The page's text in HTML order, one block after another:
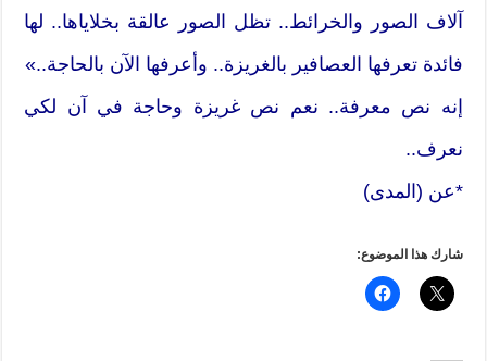
آلاف الصور والخرائط.. تظل الصور عالقة بخلاياها.. لها
فائدة تعرفها العصافير بالغريزة.. وأعرفها الآن بالحاجة..»
إنه نص معرفة.. نعم نص غريزة وحاجة في آن لكي
نعرف..
*عن (المدى)
شارك هذا الموضوع: